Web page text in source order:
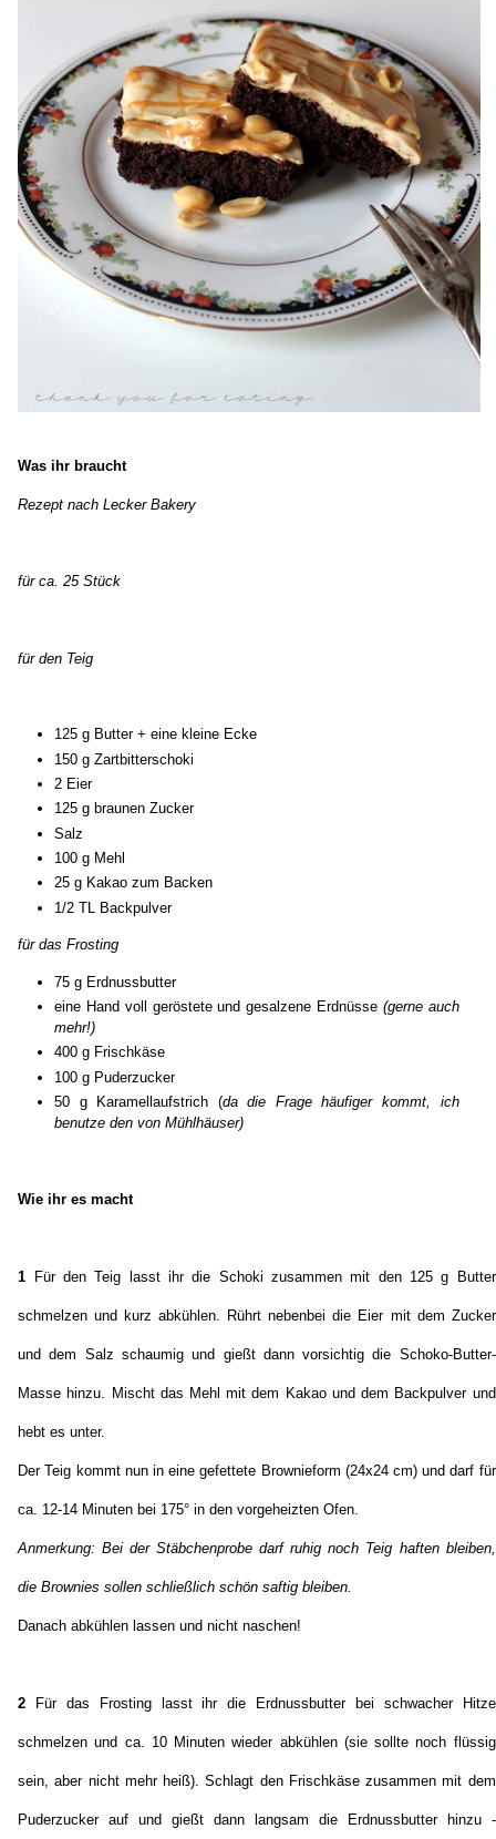
Was ihr braucht
Rezept nach Lecker Bakery
für ca. 25 Stück
für den Teig
125 g Butter + eine kleine Ecke
150 g Zartbitterschoki
2 Eier
125 g braunen Zucker
Salz
100 g Mehl
25 g Kakao zum Backen
1/2 TL Backpulver
für das Frosting
75 g Erdnussbutter
eine Hand voll geröstete und gesalzene Erdnüsse (gerne auch
mehr!)
400 g Frischkäse
100 g Puderzucker
50 g Karamellaufstrich (da die Frage häufiger kommt, ich
benutze den von Mühlhäuser)
Wie ihr es macht
1 Für den Teig lasst ihr die Schoki zusammen mit den 125 g Butter
schmelzen und kurz abkühlen. Rührt nebenbei die Eier mit dem Zucker
und dem Salz schaumig und gießt dann vorsichtig die Schoko-Butter-
Masse hinzu. Mischt das Mehl mit dem Kakao und dem Backpulver und
hebt es unter.
Der Teig kommt nun in eine gefettete Brownieform (24x24 cm) und darf für
ca. 12-14 Minuten bei 175° in den vorgeheizten Ofen.
Anmerkung: Bei der Stäbchenprobe darf ruhig noch Teig haften bleiben,
die Brownies sollen schließlich schön saftig bleiben.
Danach abkühlen lassen und nicht naschen!
2 Für das Frosting lasst ihr die Erdnussbutter bei schwacher Hitze
schmelzen und ca. 10 Minuten wieder abkühlen (sie sollte noch flüssig
sein, aber nicht mehr heiß). Schlagt den Frischkäse zusammen mit dem
Puderzucker auf und gießt dann langsam die Erdnussbutter hinzu -